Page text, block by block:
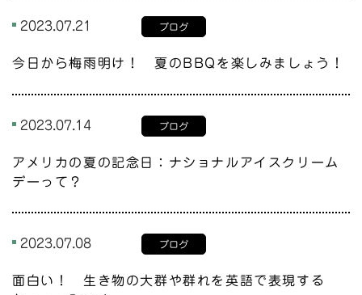
2023.07.21 ブログ
今日から梅雨明け！ 夏のBBQを楽しみましょう！
2023.07.14 ブログ
アメリカの夏の記念日：ナショナルアイスクリーム
デーって？
2023.07.08 ブログ
面白い！ 生き物の大群や群れを英語で表現する